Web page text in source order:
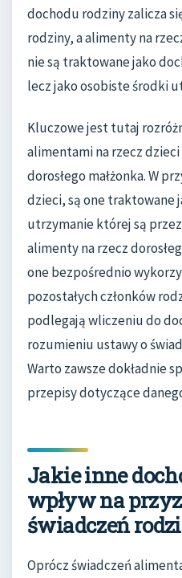
dochodu rodziny zalicza
rodziny, a alimenty na
nie są traktowane jako
lecz jako osobiste środki
Kluczowe jest tutaj
alimentami na rzecz
dorosłego małżonka. W
dzieci, są one traktowane
utrzymanie której są
alimenty na rzecz
one bezpośrednio
pozostałych członków
podlegają wliczeniu do
rozumieniu ustawy o
Warto zawsze dokładnie
przepisy dotyczące
Jakie inne
wpływ na
świadczeń
Oprócz świadczeń